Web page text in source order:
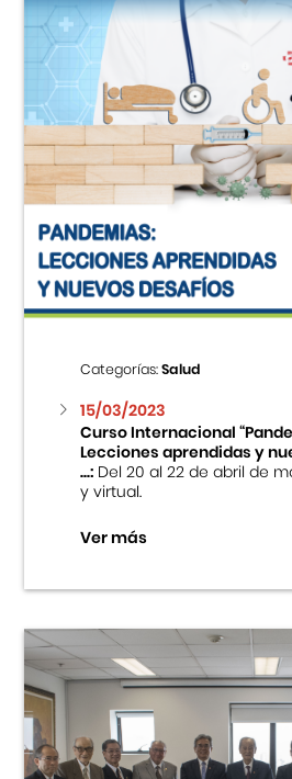
Categorías:Salud
15/03/2023
Curso Internacional
Lecciones aprendidas y
...:Del 20 al 22 de abril de
y virtual.
Ver más